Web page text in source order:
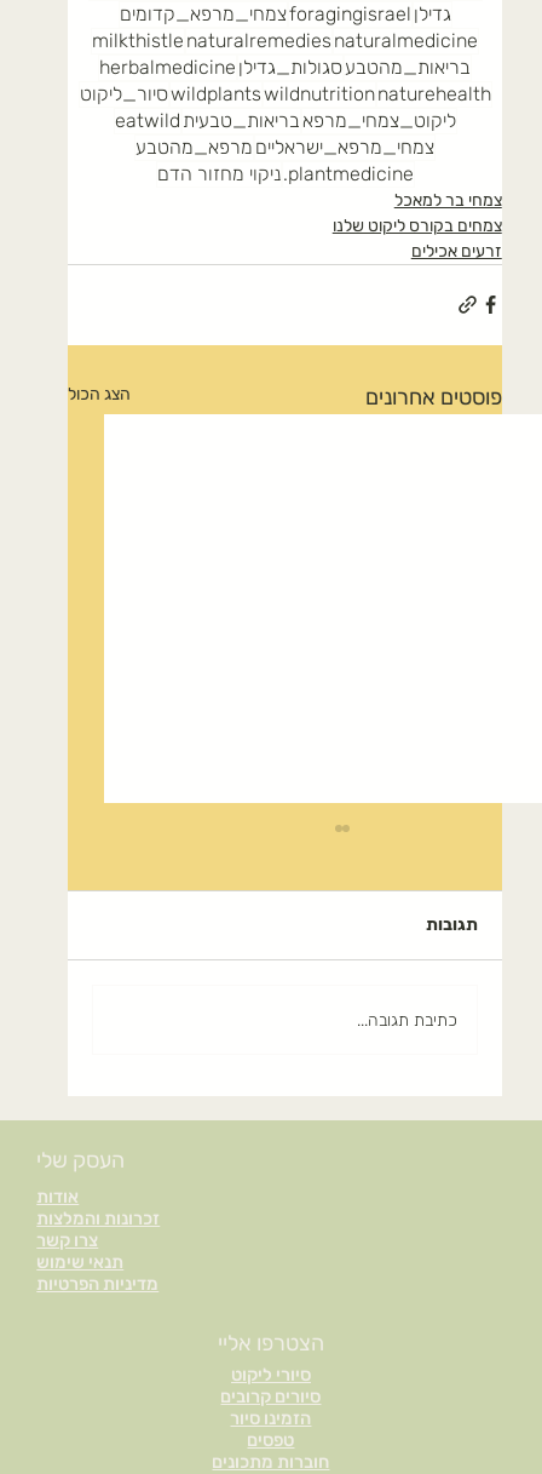
גדילן foragingisraelצמחי_מרפא_קדומים
naturalmedicine
naturalremedies
milkthistle
בריאות_מהטבעסגולות_גדילן herbalmedicine
naturehealth
wildnutrition
wildplantsסיור_ליקוט
ליקוט_צמחי_מרפא בריאות_טבעית eatwild
צמחי_מרפא_ישראליים מרפא_מהטבע
plantmedicine. ניקוי מחזור הדם
צמחי בר למאכל
צמחים בקורס ליקוט שלנו
זרעים אכילים
פוסטים אחרונים הצג הכול
תגובות
כתיבת תגובה...
אודות
זכרונות והמלצות
צרו קשר
תנאי שימוש
מדיניות הפרטיות
העסק שלי
סיורי ליקוט
סיורים קרובים
הזמינו סיור
טפסים
חוברות מתכונים
הצטרפו אליי